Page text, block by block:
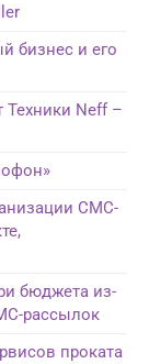
бизнес и его
Neff –
СМС-
бюджета из-
рассылок
проката